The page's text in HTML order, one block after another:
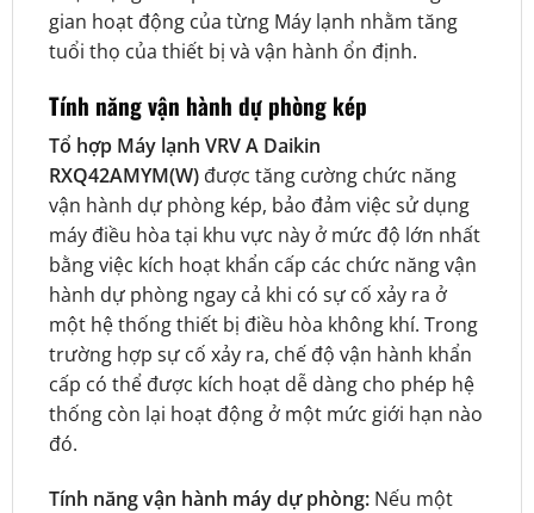
gian hoạt động của từng Máy lạnh nhằm tăng
tuổi thọ của thiết bị và vận hành ổn định.
Tính năng vận hành dự phòng kép
Tổ hợp Máy lạnh VRV A Daikin
RXQ42AMYM(W)được tăng cường chức năng
vận hành dự phòng kép, bảo đảm việc sử dụng
máy điều hòa tại khu vực này ở mức độ lớn nhất
bằng việc kích hoạt khẩn cấp các chức năng vận
hành dự phòng ngay cả khi có sự cố xảy ra ở
một hệ thống thiết bị điều hòa không khí. Trong
trường hợp sự cố xảy ra, chế độ vận hành khẩn
cấp có thể được kích hoạt dễ dàng cho phép hệ
thống còn lại hoạt động ở một mức giới hạn nào
đó.
Tính năng vận hành máy dự phòng: Nếu một